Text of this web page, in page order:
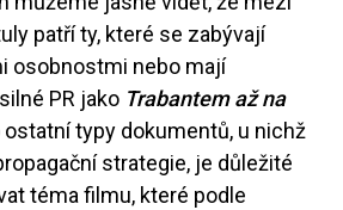
patří ty, které se zabývají
osobnostmi nebo mají
PR jako Trabantem až na
ostatní typy dokumentů, u nichž
strategie, je důležité
téma filmu, které podle